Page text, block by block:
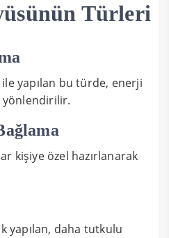
Türleri
yapılan bu türde, enerji
kişiye özel hazırlanarak
yapılan, daha tutkulu